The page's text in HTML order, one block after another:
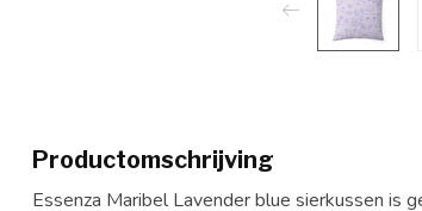
Productomschrijving
Essenza Maribel Lavender blue sierkussen is